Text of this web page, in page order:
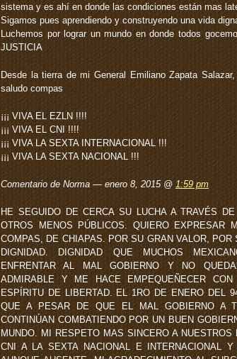
sistema y es ahí en donde las condiciones están mas
Sigamos pues aprendiendo y construyendo una vida
Luchemos por lograr un mundo en donde todos
JUSTICIA
Desde la tierra de mi General Emiliano Zapata
saludo compas
¡¡¡ VIVA EL EZLN !!!!
¡¡¡ VIVA EL CNI !!!!
¡¡¡ VIVA LA SEXTA INTERNACIONAL !!!
¡¡¡ VIVA LA SEXTA NACIONAL !!!
Comentario de Norma — enero 8, 2015 @ 1:59 pm
HE SEGUIDO DE CERCA SU LUCHA A TRAVÉS
OTROS MENOS PÚBLICOS. QUIERO EXPRESAR
COMPAS, DE CHIAPAS. POR SU GRAN VALOR,
DIGNIDAD. DIGNIDAD QUE MUCHOS
ENFRENTAR AL MAL GOBIERNO Y NO
ADMIRABLE Y ME HACE EMPEQUEÑECER
ESPÍRITU DE LIBERTAD. EL 1RO DE ENERO DEL
QUE A PESAR DE QUE EL MAL GOBIERNO A
CONTINÚAN COMBATIENDO POR UN BUEN
MUNDO. MI RESPETO MAS SINCERO A NUESTROS
CNI A LA SEXTA NACIONAL E INTERNACIONAL